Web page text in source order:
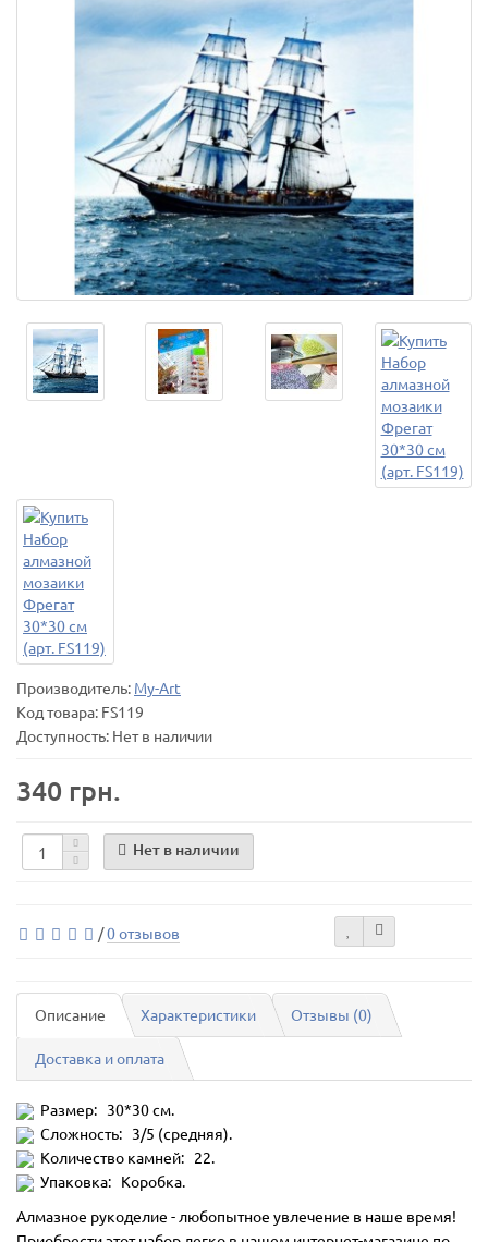
Производитель: My-Art
Код товара: FS119
Доступность: Нет в наличии
340 грн.
Нет в наличии
/0 отзывов
Описание Характеристики Отзывы (0)
Доставка и оплата
Размер: 30*30 см.
Сложность: 3/5 (средняя).
Количество камней: 22.
Упаковка: Коробка.
Алмазное рукоделие - любопытное увлечение в наше время!